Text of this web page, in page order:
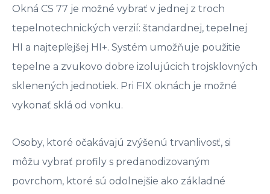
Okná CS 77 je možné vybrať v jednej z troch
tepelnotechnických verzií: štandardnej, tepelnej
HI a najtepľejšej HI+. Systém umožňuje použitie
tepelne a zvukovo dobre izolujúcich trojsklovných
sklenených jednotiek. Pri FIX oknách je možné
vykonať sklá od vonku.
Osoby, ktoré očakávajú zvýšenú trvanlivosť, si
môžu vybrať profily s predanodizovaným
povrchom, ktoré sú odolnejšie ako základné